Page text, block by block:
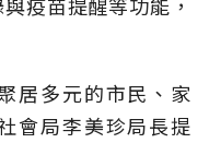
居多元的市民、家
會局李美珍局長提